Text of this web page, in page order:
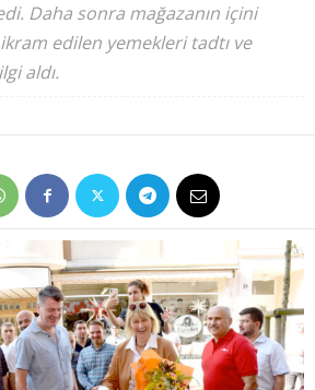
Daha sonra mağazanın içini
edilen yemekleri tadtı ve
aldı.